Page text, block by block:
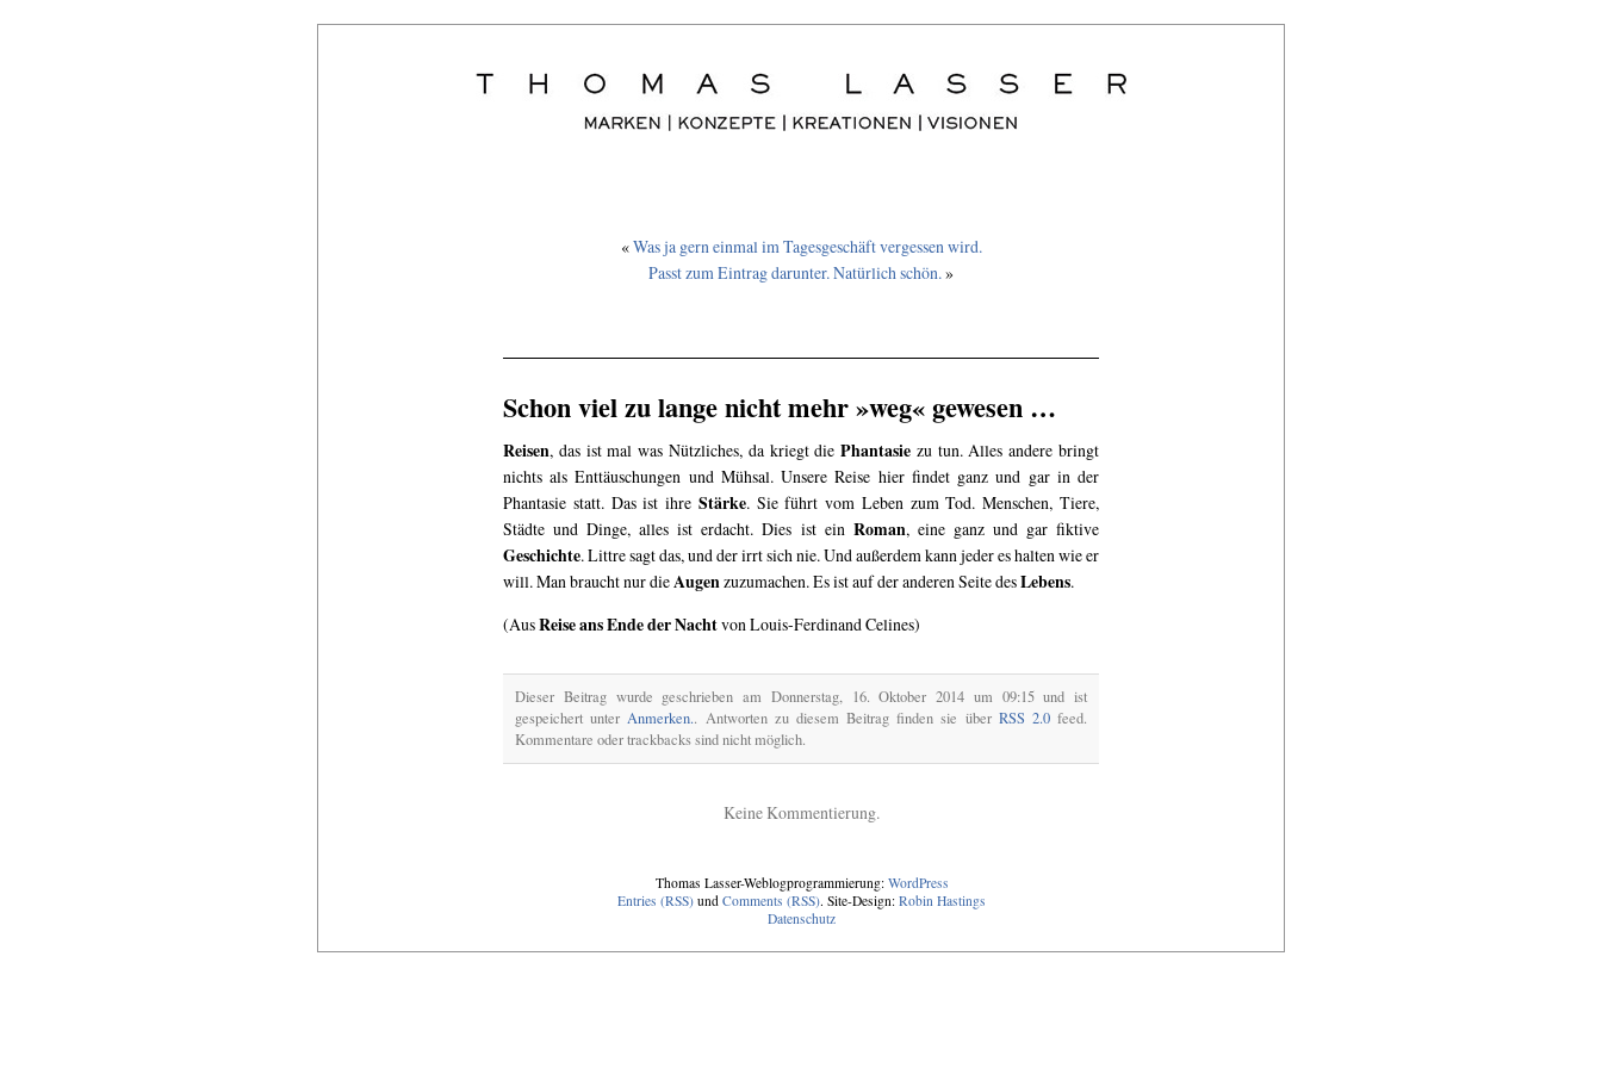
«Was ja gern einmal im Tagesgeschäft vergessen wird.
Passt zum Eintrag darunter. Natürlich schön.»
Schon viel zu lange nicht mehr »weg« gewesen …
Reisen, das ist mal was Nützliches, da kriegt diePhantasie zu tun. Alles andere bringt
nichts als Enttäuschungen und Mühsal. Unsere Reise hier findet ganz und gar in der
Phantasie statt. Das ist ihre Stärke. Sie führt vom Leben zum Tod. Menschen, Tiere,
Städte und Dinge, alles ist erdacht. Dies ist ein Roman, eine ganz und gar fiktive
Geschichte. Littre sagt das, und der irrt sich nie. Und außerdem kann jeder es halten wie er
will. Man braucht nur dieAugenzuzumachen. Es ist auf der anderen Seite desLebens.
(AusReise ans Ende der Nachtvon Louis-Ferdinand Celines)
Dieser Beitrag wurde geschrieben am Donnerstag, 16. Oktober 2014 um 09:15 und ist
gespeichert unterAnmerken.. Antworten zu diesem Beitrag finden sie über RSS 2.0feed.
Kommentare oder trackbacks sind nicht möglich.
Keine Kommentierung.
Thomas Lasser-Weblogprogrammierung: WordPress
Entries (RSS) und Comments (RSS). Site-Design: Robin Hastings
Datenschutz